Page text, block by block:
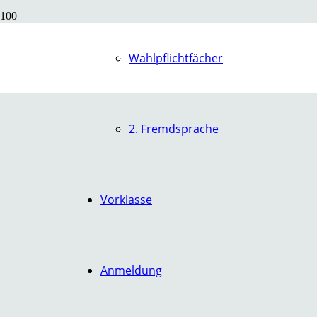
Wahlpflichtfächer
2. Fremdsprache
Vorklasse
Anmeldung